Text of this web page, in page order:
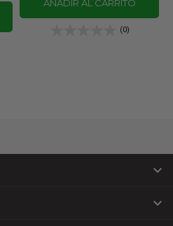
AÑADIR AL CARRITO
(0)

